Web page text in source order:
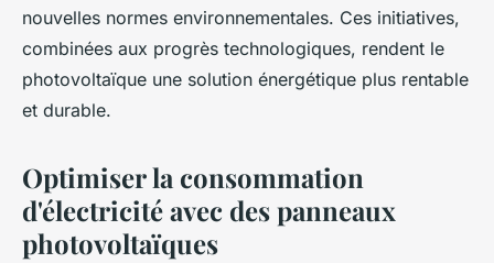
nouvelles normes environnementales. Ces initiatives,
combinées aux progrès technologiques, rendent le
photovoltaïque une solution énergétique plus rentable
et durable.
Optimiser la consommation
d'électricité avec des panneaux
photovoltaïques